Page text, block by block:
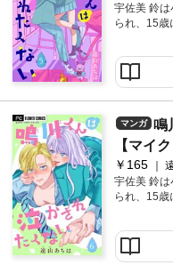
宇佐美 鈴
られ、15
つも通り
の俺様男子
信満々に強
しょぐし
いに決ま
―!! 純真な
ブ！！待望
マンガ
鳴
【マイ
￥165
宇佐美 鈴
られ、15
つも通り
の俺様男子